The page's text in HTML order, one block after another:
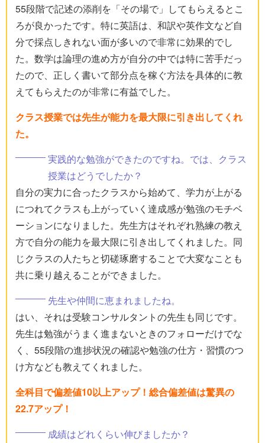
55段階で記述の添削を「その場で」してもらえるとこ
ろが良かったです。特に英語は、和訳や英作文など自
分で採点しきれない面が多いので非常に効果的でし
た。数学は論理の進め方が自分の中では特に苦手だっ
たので、正しく書いて部分点を稼ぐ方法を具体的に教
えてもらえたのが非常に有益でした。
クラス授業では先生が能力を最大限に引き出してくれ
た。
実践的な勉強ができたのですね。では、クラス
授業はどうでしたか？
自分の実力に合ったクラスから始めて、学力が上がる
につれてクラスも上がっていく達成感が勉強のモチベ
ーションになりました。先生方はそれぞれ熟練の教え
方で自分の能力を最大限に引き出してくれました。同
じクラスの人たちと切磋琢磨することで大変なことも
共に乗り越えることができました。
先生や仲間に恵まれましたね。
はい、それは受験コンサルタントの先生も同じです。
先生は勉強がうまく進まないときのフォローだけでな
く、55段階の進捗状況の確認や勉強の仕方・習慣のつ
け方なども教えてくれました。
全科目で偏差値10以上アップ！総合偏差値は驚異の
22.7アップ！
成績はどれくらい伸びましたか？